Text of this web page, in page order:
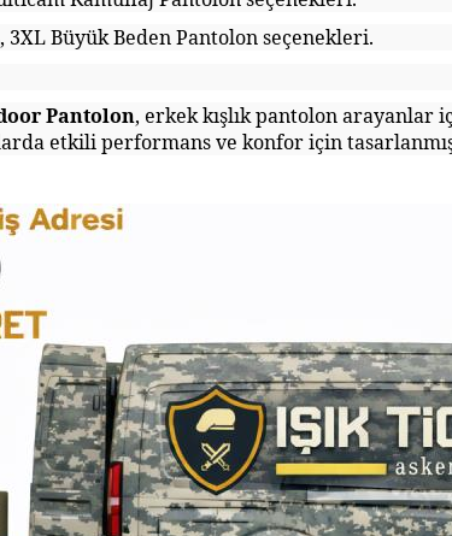
3XL Büyük Beden Pantolon seçenekleri.
Pantolon, erkek kışlık pantolon arayanlar
etkili performans ve konfor için